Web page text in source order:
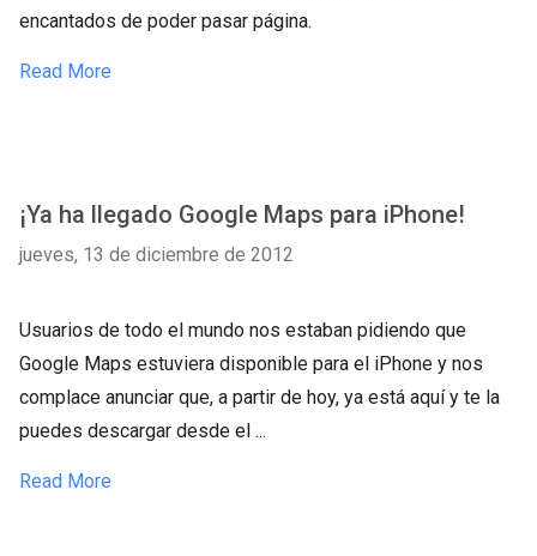
encantados de poder pasar página.
Read More
¡Ya ha llegado Google Maps para iPhone!
jueves, 13 de diciembre de 2012
Usuarios de todo el mundo nos estaban pidiendo que
Google Maps estuviera disponible para el iPhone y nos
complace anunciar que, a partir de hoy, ya está aquí y te la
puedes descargar desde el ...
Read More